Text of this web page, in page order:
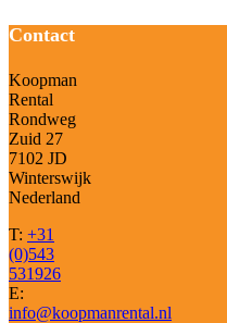
Contact
Koopman
Rental
Rondweg
Zuid 27
7102 JD
Winterswijk
Nederland
T: +31
(0)543
531926
E:
info@koopmanrental.nl